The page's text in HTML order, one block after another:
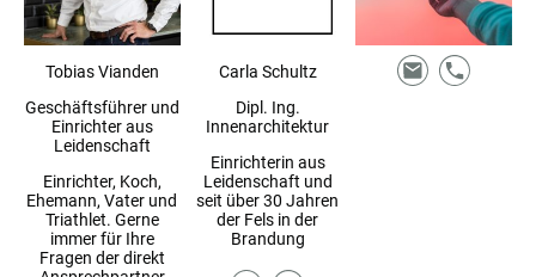
Tobias Vianden
Geschäftsführer und
Einrichter aus
Leidenschaft
Einrichter, Koch,
Ehemann, Vater und
Triathlet. Gerne
immer für Ihre
Fragen der direkt
Carla Schultz
Dipl. Ing.
Innenarchitektur
Einrichterin aus
Leidenschaft und
seit über 30 Jahren
der Fels in der
Brandung